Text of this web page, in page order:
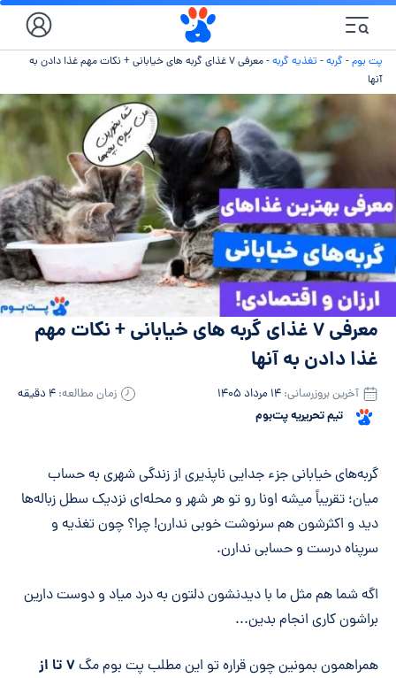
پت بوم-گربه- تغذیه گربه-
معرفی ۷ غذای گربه‌ های خیابانی + نکات مهم غذا دادن به
آنها
معرفی ۷ غذای گربه‌ های خیابانی + نکات مهم
غذا دادن به آنها
تیم تحریریه پت‌بوم
آخرین بروزرسانی: ۱۴ مرداد ۱۴۰۵ زمان مطالعه: ۴ دقیقه
خلاصه مقاله
گربه‌های خیابانی جزء جدایی ناپذیری از زندگی شهری به حساب
میان؛ تقریباً میشه اونا رو تو هر شهر و محله‌ای نزدیک سطل زباله‌ها
دید و اکثرشون هم سرنوشت خوبی ندارن! چرا؟ چون تغذیه و
سرپناه درست و حسابی ندارن.
اگه شما هم مثل ما با دیدنشون دلتون به درد میاد و دوست دارین
براشون کاری انجام بدین...
همراهمون بمونین چون قراره تو این مطلب پت بوم مگ
۷ تا از